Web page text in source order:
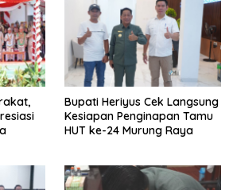
Bupati Heriyus Cek Langsung
Kesiapan Penginapan Tamu
HUT ke-24 Murung Raya